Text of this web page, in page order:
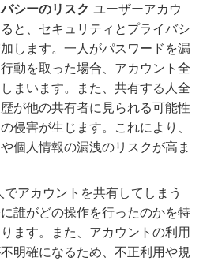
シーのリスク ユーザーアカウ
と、セキュリティとプライバシ
します。一人がパスワードを漏
動を取った場合、アカウント全
まいます。また、共有する人全
が他の共有者に見られる可能性
侵害が生じます。これにより、
個人情報の漏洩のリスクが高ま
アカウントを共有してしまう
誰がどの操作を行ったのかを特
ます。また、アカウントの利用
明確になるため、不正利用や規